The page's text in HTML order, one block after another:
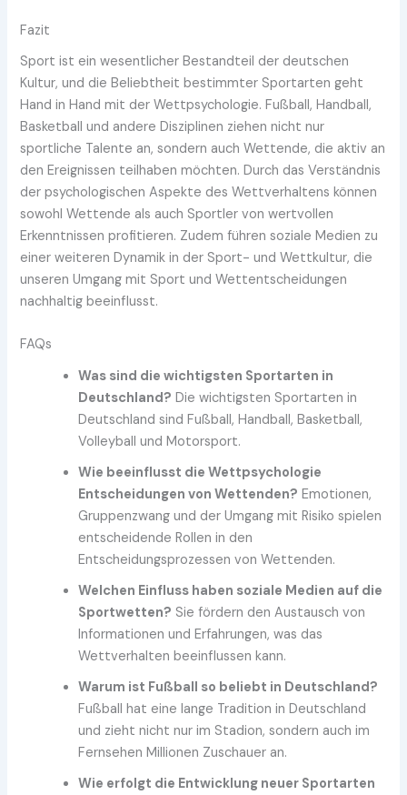
Fazit
Sport ist ein wesentlicher Bestandteil der deutschen
Kultur, und die Beliebtheit bestimmter Sportarten geht
Hand in Hand mit der Wettpsychologie. Fußball, Handball,
Basketball und andere Disziplinen ziehen nicht nur
sportliche Talente an, sondern auch Wettende, die aktiv an
den Ereignissen teilhaben möchten. Durch das Verständnis
der psychologischen Aspekte des Wettverhaltens können
sowohl Wettende als auch Sportler von wertvollen
Erkenntnissen profitieren. Zudem führen soziale Medien zu
einer weiteren Dynamik in der Sport- und Wettkultur, die
unseren Umgang mit Sport und Wettentscheidungen
nachhaltig beeinflusst.
FAQs
Was sind die wichtigsten Sportarten in
Deutschland? Die wichtigsten Sportarten in
Deutschland sind Fußball, Handball, Basketball,
Volleyball und Motorsport.
Wie beeinflusst die Wettpsychologie
Entscheidungen von Wettenden? Emotionen,
Gruppenzwang und der Umgang mit Risiko spielen
entscheidende Rollen in den
Entscheidungsprozessen von Wettenden.
Welchen Einfluss haben soziale Medien auf die
Sportwetten? Sie fördern den Austausch von
Informationen und Erfahrungen, was das
Wettverhalten beeinflussen kann.
Warum ist Fußball so beliebt in Deutschland?
Fußball hat eine lange Tradition in Deutschland
und zieht nicht nur im Stadion, sondern auch im
Fernsehen Millionen Zuschauer an.
Wie erfolgt die Entwicklung neuer Sportarten